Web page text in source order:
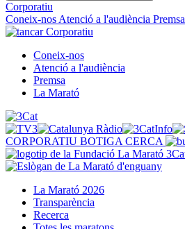
Corporatiu
Coneix-nos Atenció a l'audiència Premsa
Corporatiu
Coneix-nos
Atenció a l'audiència
Premsa
La Marató
CORPORATIU BOTIGA CERCA
La Marató 2026
Transparència
Recerca